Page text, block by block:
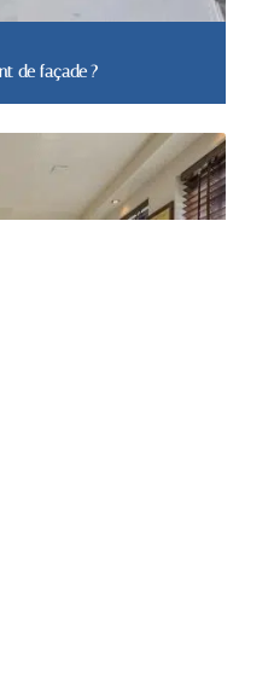
de façade ?